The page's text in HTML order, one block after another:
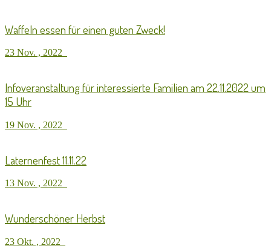
Waffeln essen für einen guten Zweck!
23 Nov. , 2022
Infoveranstaltung für interessierte Familien am 22.11.2022 um
15 Uhr
19 Nov. , 2022
Laternenfest 11.11.22
13 Nov. , 2022
Wunderschöner Herbst
23 Okt. , 2022